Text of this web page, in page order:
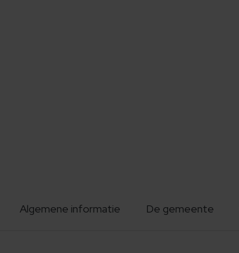
Algemene informatie De gemeente